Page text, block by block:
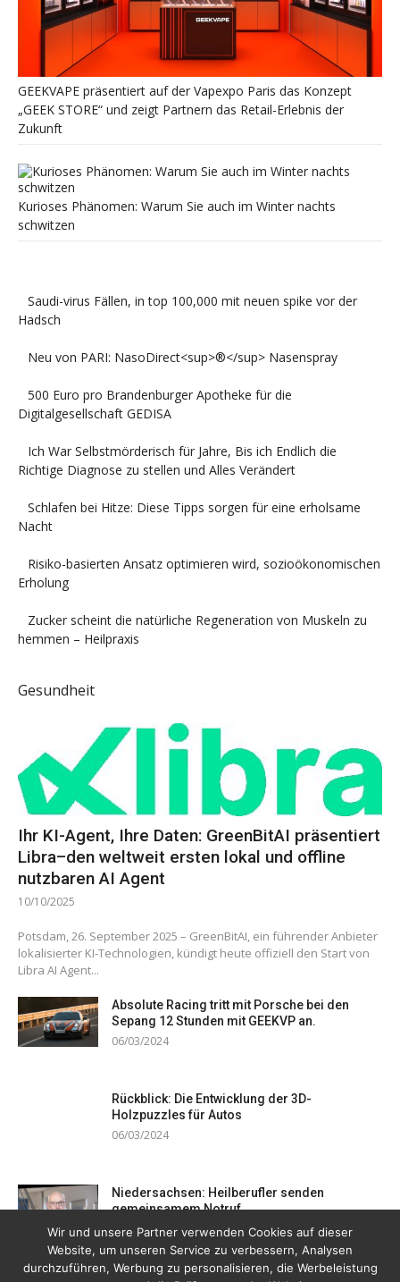
GEEKVAPE präsentiert auf der Vapexpo Paris das Konzept
„GEEK STORE“ und zeigt Partnern das Retail-Erlebnis der
Zukunft
Kurioses Phänomen: Warum Sie auch im Winter nachts
schwitzen
Saudi-virus Fällen, in top 100,000 mit neuen spike vor der
Hadsch
Neu von PARI: NasoDirect<sup>®</sup> Nasenspray
500 Euro pro Brandenburger Apotheke für die
Digitalgesellschaft GEDISA
Ich War Selbstmörderisch für Jahre, Bis ich Endlich die
Richtige Diagnose zu stellen und Alles Verändert
Schlafen bei Hitze: Diese Tipps sorgen für eine erholsame
Nacht
Risiko-basierten Ansatz optimieren wird, sozioökonomischen
Erholung
Zucker scheint die natürliche Regeneration von Muskeln zu
hemmen – Heilpraxis
Gesundheit
Ihr KI-Agent, Ihre Daten: GreenBitAI präsentiert
Libra–den weltweit ersten lokal und offline
nutzbaren AI Agent
10/10/2025
Potsdam, 26. September 2025 – GreenBitAI, ein führender Anbieter
lokalisierter KI-Technologien, kündigt heute offiziell den Start von
Libra AI Agent...
Absolute Racing tritt mit Porsche bei den
Sepang 12 Stunden mit GEEKVP an.
06/03/2024
Rückblick: Die Entwicklung der 3D-
Holzpuzzles für Autos
06/03/2024
Niedersachsen: Heilberufler senden
gemeinsamem Notruf
19/12/2023
Wir und unsere Partner verwenden Cookies auf dieser
Website, um unseren Service zu verbessern, Analysen
durchzuführen, Werbung zu personalisieren, die Werbeleistung